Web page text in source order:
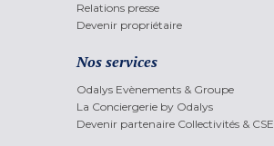
Relations presse
Devenir propriétaire
Nos services
Odalys Evènements & Groupe
La Conciergerie by Odalys
Devenir partenaire Collectivités & CSE